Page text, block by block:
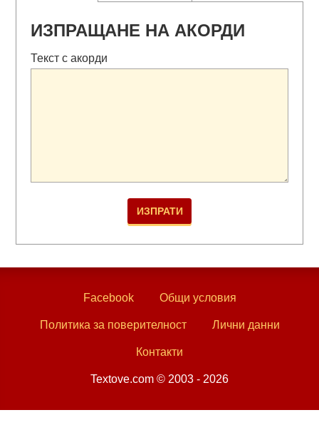
ИЗПРАЩАНЕ НА АКОРДИ
Текст с акорди
Facebook Общи условия
Политика за поверителност Лични данни
Контакти
Textove.com © 2003 - 2026